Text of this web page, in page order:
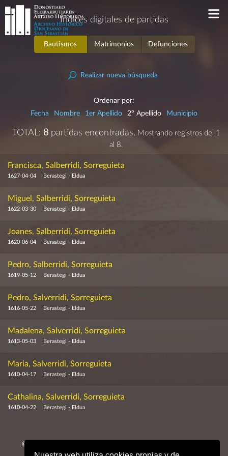
Índices digitales de partidas
Bautismos Matrimonios Defunciones
Realizar nueva búsqueda
Ordenar por:
Fecha
Nombre 1er Apellido 2º Apellido Municipio
TOTAL: 8partidas encontradas. Mostrando registros del 1
al 8.
Francisca, Salberridi, Sorreguieta
1627-04-04 Berastegi - Eldua
Miguel, Salberridi, Sorreguieta
1622-03-30 Berastegi - Eldua
Joanes, Salberridi, Sorreguieta
1620-06-04 Berastegi - Eldua
Pedro, Salberridi, Sorreguieta
1619-05-12 Berastegi - Eldua
Pedro, Salverridi, Sorreguieta
1616-05-22 Berastegi - Eldua
Madalena, Salverridi, Sorreguieta
1613-05-03 Berastegi - Eldua
Maria, Salverridi, Sorreguieta
1610-04-17 Berastegi - Eldua
Cathalina, Salverridi, Sorreguieta
1610-04-22 Berastegi - Eldua
© MMXXVI. Obispado de San Sebastián, Archivo Histórico
Diocesano.